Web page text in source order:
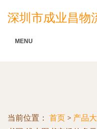
深圳市成业昌物
MENU
当前位置： 首页 > 产品